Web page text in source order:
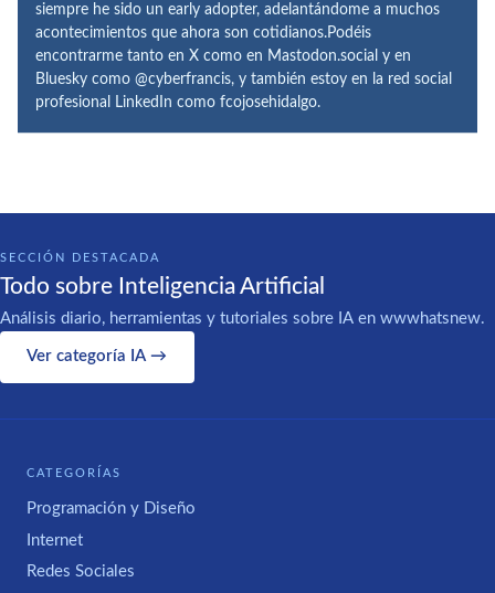
siempre he sido un early adopter, adelantándome a muchos
acontecimientos que ahora son cotidianos.Podéis
encontrarme tanto en X como en Mastodon.social y en
Bluesky como @cyberfrancis, y también estoy en la red social
profesional LinkedIn como fcojosehidalgo.
SECCIÓN DESTACADA
Todo sobre Inteligencia Artificial
Análisis diario, herramientas y tutoriales sobre IA en wwwhatsnew.
Ver categoría IA →
CATEGORÍAS
Programación y Diseño
Internet
Redes Sociales